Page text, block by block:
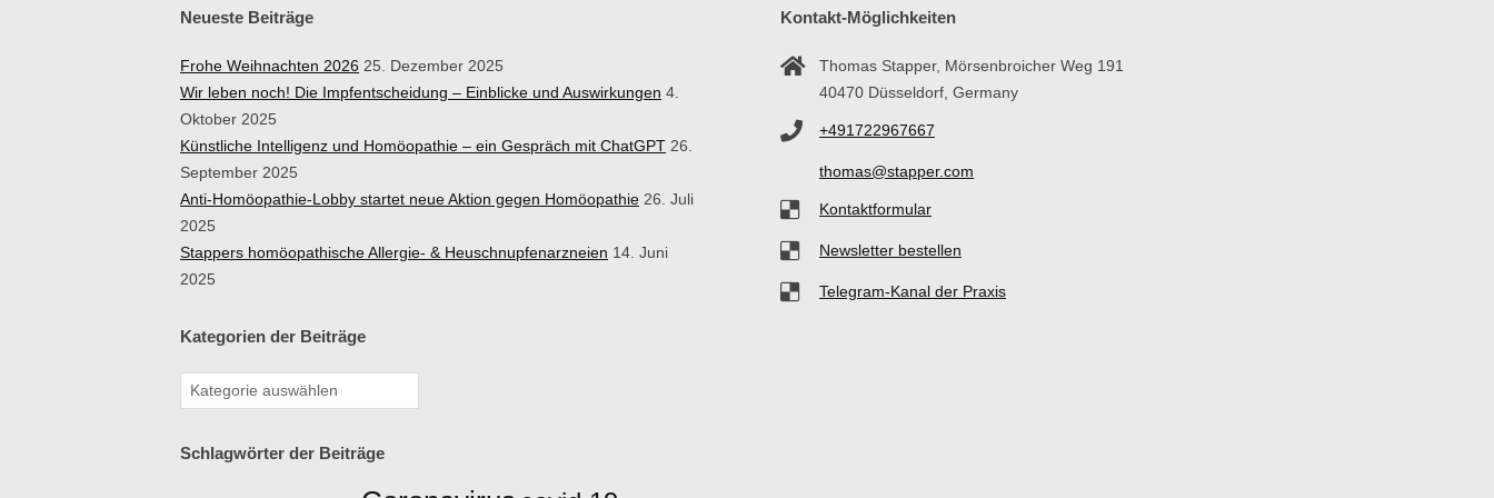
Neueste Beiträge
Frohe Weihnachten 2026 25. Dezember 2025
Wir leben noch! Die Impfentscheidung – Einblicke und Auswirkungen 4.
Oktober 2025
Künstliche Intelligenz und Homöopathie – ein Gespräch mit ChatGPT 26.
September 2025
Anti-Homöopathie-Lobby startet neue Aktion gegen Homöopathie 26. Juli
2025
Stappers homöopathische Allergie- & Heuschnupfenarzneien 14. Juni
2025
Kategorien der Beiträge
Schlagwörter der Beiträge
Kontakt-Möglichkeiten
Thomas Stapper, Mörsenbroicher Weg 191
40470 Düsseldorf, Germany
+491722967667
thomas@stapper.com
Kontaktformular
Newsletter bestellen
Telegram-Kanal der Praxis